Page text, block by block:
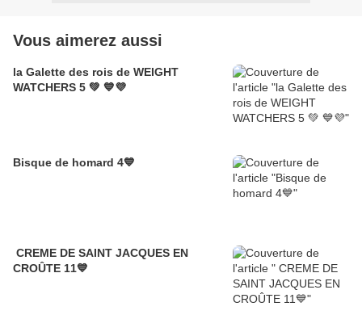
Vous aimerez aussi
la Galette des rois de WEIGHT
WATCHERS 5 💚 💙💜
Bisque de homard 4💙
CREME DE SAINT JACQUES EN
CROÛTE 11💙